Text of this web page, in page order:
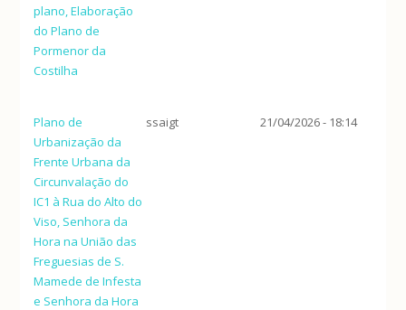
plano, Elaboração
do Plano de
Pormenor da
Costilha
Plano de
Urbanização da
Frente Urbana da
Circunvalação do
IC1 à Rua do Alto do
Viso, Senhora da
Hora na União das
Freguesias de S.
Mamede de Infesta
e Senhora da Hora
ssaigt 21/04/2026 - 18:14